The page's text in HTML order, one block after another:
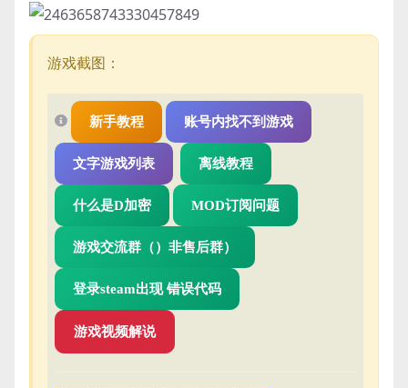
游戏截图：
新手教程 账号内找不到游戏
文字游戏列表 离线教程
什么是D加密 MOD订阅问题
游戏交流群（）非售后群）
登录steam出现 错误代码
游戏视频解说